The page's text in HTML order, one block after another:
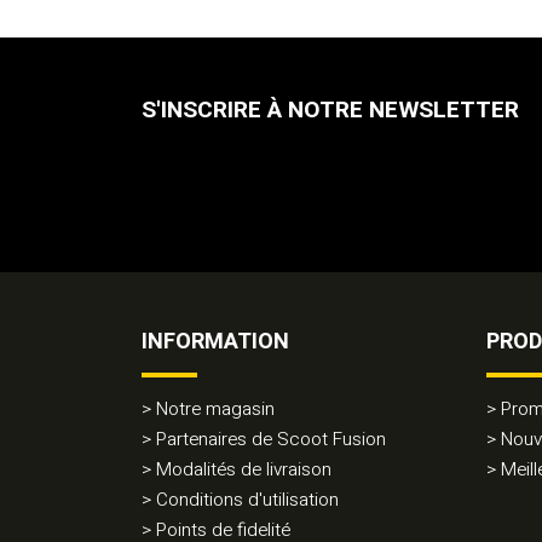
S'INSCRIRE À NOTRE NEWSLETTER
INFORMATION
Notre magasin
Partenaires de Scoot Fusion
Modalités de livraison
Conditions d'utilisation
Points de fidelité